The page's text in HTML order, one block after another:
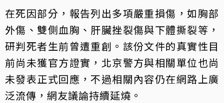
在死因部分，報告列出多項嚴重損傷，如胸部
外傷、雙側血胸、肝臟挫裂傷與下體撕裂等，
研判死者生前曾遭重創。該份文件的真實性目
前尚未獲官方證實，北京警方與相關單位也尚
未發表正式回應，不過相關內容仍在網路上廣
泛流傳，網友議論持續延燒。